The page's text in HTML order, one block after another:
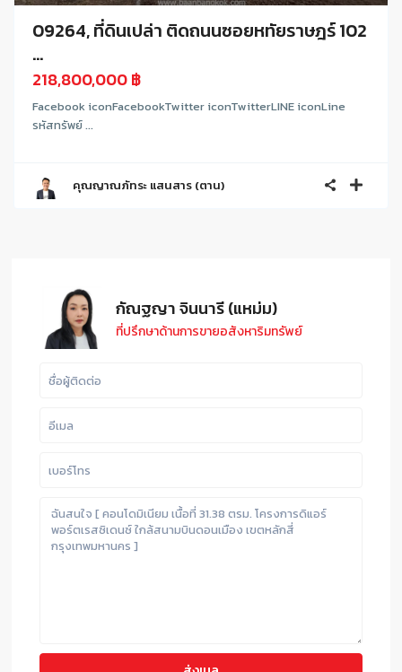
09264, ที่ดินเปล่า ติดถนนซอยหทัยราษฎร์ 102
...
218,800,000 ฿
Facebook iconFacebookTwitter iconTwitterLINE iconLine
รหัสทรัพย์ ...
คุณญาณภัทระ แสนสาร (ตาน)
กัณฐญา จินนารี (แหม่ม)
ที่ปรึกษาด้านการขายอสังหาริมทรัพย์